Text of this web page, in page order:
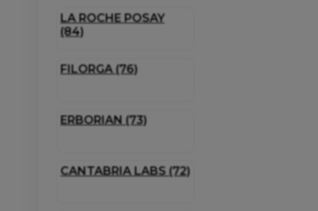
LA ROCHE POSAY
(84)
FILORGA (76)
ERBORIAN (73)
CANTABRIA LABS (72)